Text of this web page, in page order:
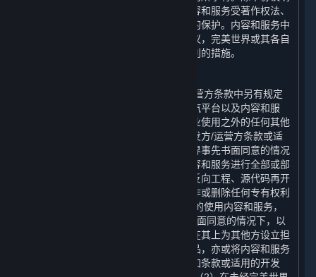
确说明外，完美世界保留所有权利。内容和服务受著作权法、
国际版权条约和公约以及其他适用法律的保护。内容和服务中
包含某些被许可的内容，如您违反本协议，完美世界或其各自
关联方以及许可方可能会采取保护其权利的措施。
除本协议、附加条款或适用的开发方/运营方条款中另有规定
外，您不得将内容和服务用于除访问蒸汽平台以及内容和服
务、以及对内容和服务进行个人的非商业使用之外的任何其他
目的。除本协议、附加条款或适用的开发方/运营方条款或适
用的法律另有规定外，在未取得完美世界事先书面同意的情况
下，您不可以对通过蒸汽平台获得的内容和服务进行全部或部
分地复制、复印、出版、分发、翻译、反向工程、源代码再开
发、修改、拆解、反编译、衍生作品创作或删除任何专有权利
声明或标签。 您有权为您个人使用之目的使用内容和服务，
但您不得：（1）在未经完美世界事先书面同意的情况下，以
任何方式向其他方出售内容或服务，或在其上为其他方设立担
保，或向其他方转让内容和服务的复制品，亦或将内容和服务
出租或许可给他人使用，但本协议、附加条款或适用的开发